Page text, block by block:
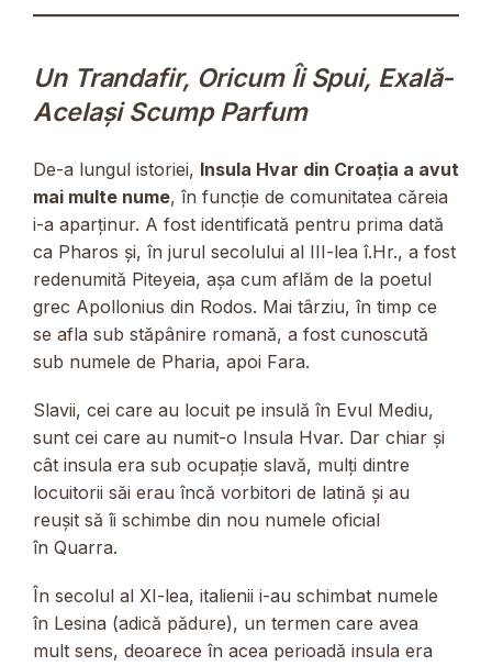
Un Trandafir, Oricum Îi Spui, Exală-
Acelaşi Scump Parfum
De-a lungul istoriei, Insula Hvar din Croația a avut
mai multe nume, în funcție de comunitatea căreia
i-a aparținur. A fost identificată pentru prima dată
ca Pharos și, în jurul secolului al III-lea î.Hr., a fost
redenumită Piteyeia, așa cum aflăm de la poetul
grec Apollonius din Rodos. Mai târziu, în timp ce
se afla sub stăpânire romană, a fost cunoscută
sub numele de Pharia, apoi Fara.
Slavii, cei care au locuit pe insulă în Evul Mediu,
sunt cei care au numit-o Insula Hvar. Dar chiar și
cât insula era sub ocupație slavă, mulți dintre
locuitorii săi erau încă vorbitori de latină și au
reușit să îi schimbe din nou numele oficial
în Quarra.
În secolul al XI-lea, italienii i-au schimbat numele
în Lesina (adică pădure), un termen care avea
mult sens, deoarece în acea perioadă insula era